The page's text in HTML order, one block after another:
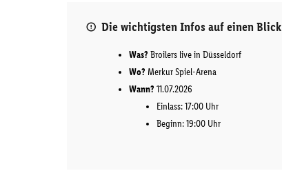
Die wichtigsten Infos auf einen Blick
Was? Broilers live in Düsseldorf
Wo? Merkur Spiel-Arena
Wann? 11.07.2026
Einlass: 17:00 Uhr
Beginn: 19:00 Uhr